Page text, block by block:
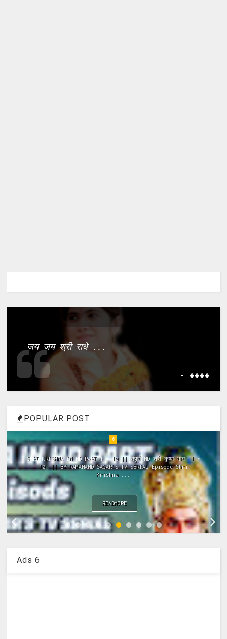
जय जय श्री राधे ...
- ����
POPULAR POST
6
SHRI KRISHNA IN HD PART 1 - 10 || संपूर्ण HD श्री कृष्ण भाग 1 -
10 || BY RAMANAND SAGAR'S TV SERIAL Episode Shri
Krishna ...
READMORE
Ads 6